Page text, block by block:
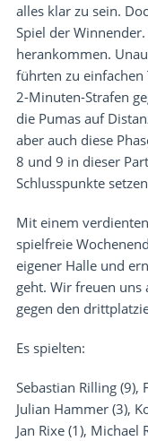
alles klar zu sein.
Spiel der
herankommen.
führten zu
2-Minuten-Strafen
die Pumas auf
aber auch diese
8 und 9 in dieser
Schlusspunkte
Mit einem
spielfreie
eigener Halle und
geht. Wir freuen
gegen den
Es spielten:
Sebastian Rilling (9),
Julian Hammer (3),
Jan Rixe (1), Michael